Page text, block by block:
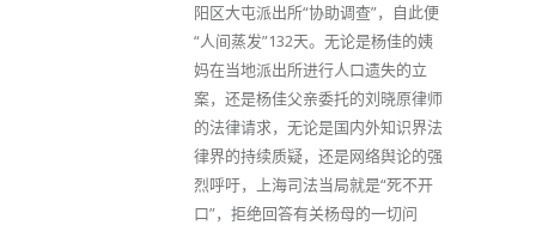
阳区大屯派出所“协助调查”，自此便
“人间蒸发”132天。无论是杨佳的姨
妈在当地派出所进行人口遗失的立
案，还是杨佳父亲委托的刘晓原律师
的法律请求，无论是国内外知识界法
律界的持续质疑，还是网络舆论的强
烈呼吁，上海司法当局就是“死不开
口”，拒绝回答有关杨母的一切问